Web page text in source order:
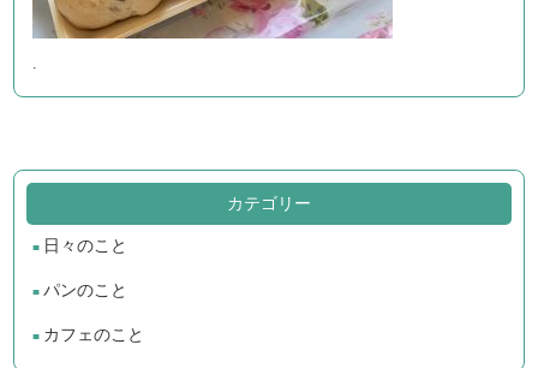
.
カテゴリー
日々のこと
パンのこと
カフェのこと